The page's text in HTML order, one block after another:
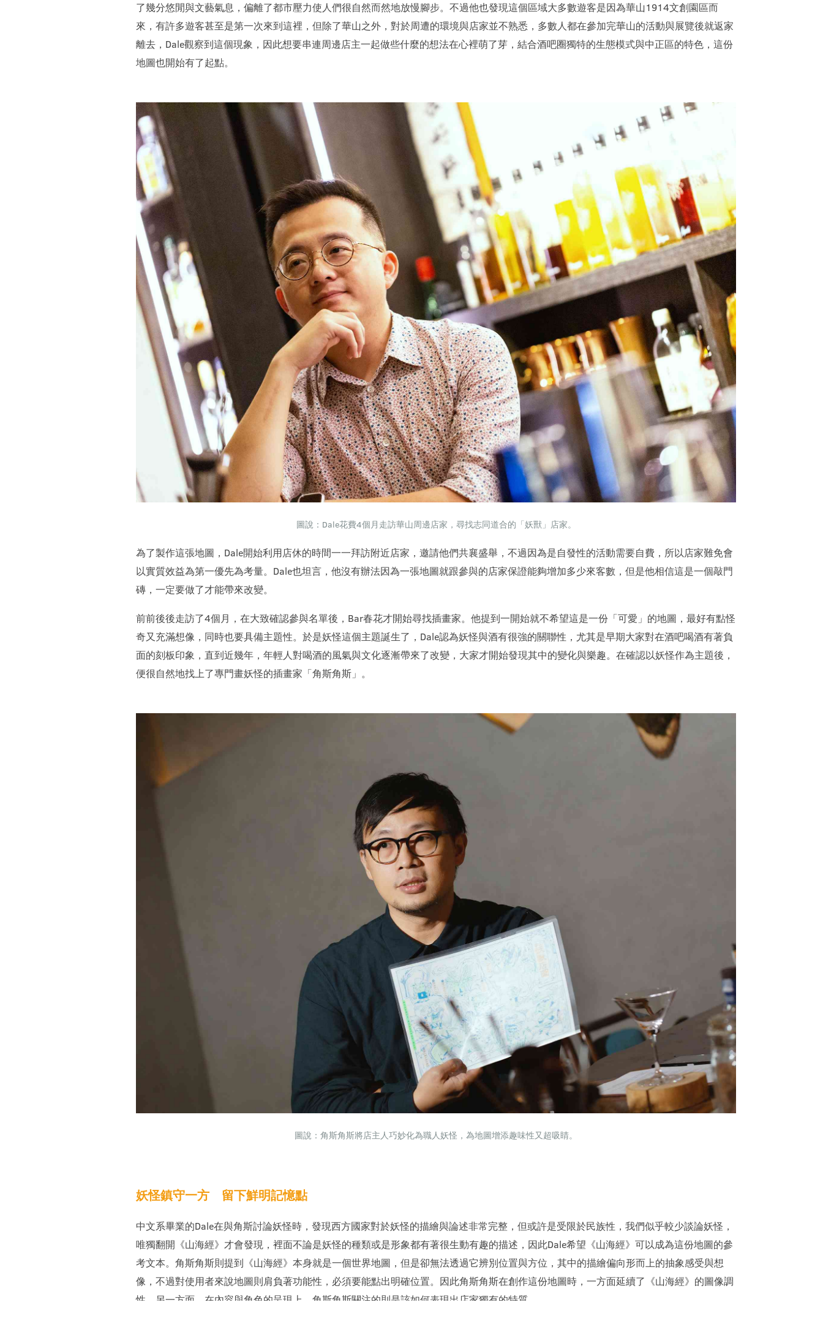
了幾分悠閒與文藝氣息，偏離了都市壓力使人們很自然而然地放慢腳步。不過他也發現這個區域大多數遊客是因為華山1914文創園區而
來，有許多遊客甚至是第一次來到這裡，但除了華山之外，對於周遭的環境與店家並不熟悉，多數人都在參加完華山的活動與展覽後就返家
離去，Dale觀察到這個現象，因此想要串連周邊店主一起做些什麼的想法在心裡萌了芽，結合酒吧圈獨特的生態模式與中正區的特色，這份
地圖也開始有了起點。
圖說：Dale花費4個月走訪華山周邊店家，尋找志同道合的「妖獸」店家。
為了製作這張地圖，Dale開始利用店休的時間一一拜訪附近店家，邀請他們共襄盛舉，不過因為是自發性的活動需要自費，所以店家難免會
以實質效益為第一優先為考量。Dale也坦言，他沒有辦法因為一張地圖就跟參與的店家保證能夠增加多少來客數，但是他相信這是一個敲門
磚，一定要做了才能帶來改變。
前前後後走訪了4個月，在大致確認參與名單後，Bar春花才開始尋找插畫家。他提到一開始就不希望這是一份「可愛」的地圖，最好有點怪
奇又充滿想像，同時也要具備主題性。於是妖怪這個主題誕生了，Dale認為妖怪與酒有很強的關聯性，尤其是早期大家對在酒吧喝酒有著負
面的刻板印象，直到近幾年，年輕人對喝酒的風氣與文化逐漸帶來了改變，大家才開始發現其中的變化與樂趣。在確認以妖怪作為主題後，
便很自然地找上了專門畫妖怪的插畫家「角斯角斯」。
圖說：角斯角斯將店主人巧妙化為職人妖怪，為地圖增添趣味性又超吸睛。
妖怪鎮守一方 留下鮮明記憶點
中文系畢業的Dale在與角斯討論妖怪時，發現西方國家對於妖怪的描繪與論述非常完整，但或許是受限於民族性，我們似乎較少談論妖怪，
唯獨翻開《山海經》才會發現，裡面不論是妖怪的種類或是形象都有著很生動有趣的描述，因此Dale希望《山海經》可以成為這份地圖的參
考文本。角斯角斯則提到《山海經》本身就是一個世界地圖，但是卻無法透過它辨別位置與方位，其中的描繪偏向形而上的抽象感受與想
像，不過對使用者來說地圖則肩負著功能性，必須要能點出明確位置。因此角斯角斯在創作這份地圖時，一方面延續了《山海經》的圖像調
性，另一方面，在內容與角色的呈現上，角斯角斯關注的則是該如何表現出店家獨有的特質。